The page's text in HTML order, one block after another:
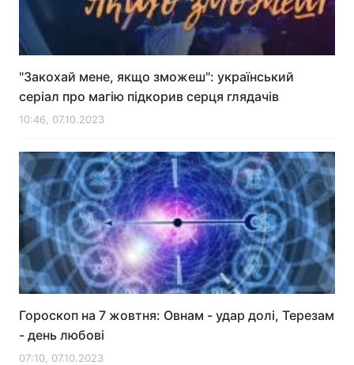
"Закохай мене, якщо зможеш": український
серіал про магію підкорив серця глядачів
10:46, 07.10.2023
Гороскоп на 7 жовтня: Овнам - удар долі, Терезам
- день любові
07:10, 07.10.2023